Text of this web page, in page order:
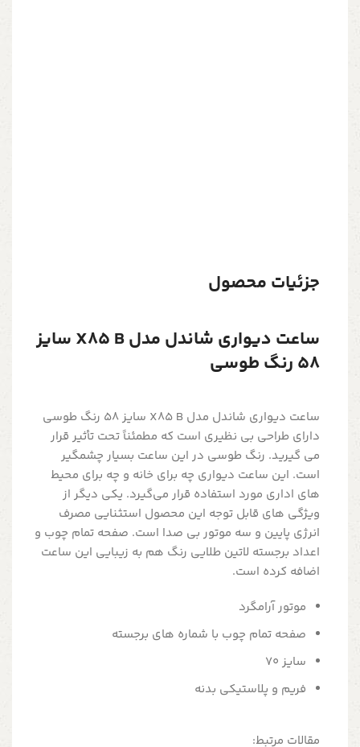
جزئیات محصول
ساعت دیواری شاندل مدل X85 B سایز
58 رنگ طوسی
ساعت دیواری شاندل مدل X85 B سایز 58 رنگ طوسی
دارای طراحی بی نظیری است که مطمئناً تحت تأثیر قرار
می گیرید. رنگ طوسی در این ساعت بسیار چشمگیر
است. این ساعت دیواری چه برای خانه و چه برای محیط
های اداری مورد استفاده قرار می‌گیرد. یکی دیگر از
ویژگی های قابل توجه این محصول استثنایی مصرف
انرژی پایین و سه موتور بی صدا است. صفحه تمام چوب و
اعداد برجسته لاتین طلایی رنگ هم به زیبایی این ساعت
اضافه کرده است.
موتور آرامگرد
صفحه تمام چوب با شماره های برجسته
سایز 70
فریم و پلاستیکی بدنه
مقالات مرتبط: